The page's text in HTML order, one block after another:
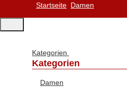
Startseite Damen
Kategorien
Kategorien
Damen